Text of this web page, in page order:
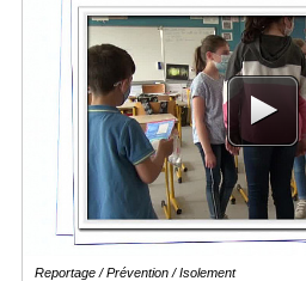
Reportage / Prévention / Isolement